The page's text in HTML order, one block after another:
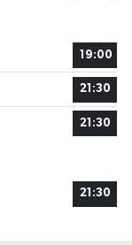
19:00
21:30
21:30
21:30